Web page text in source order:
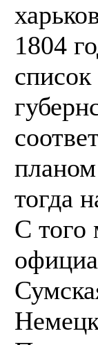
1804
тогда
С того